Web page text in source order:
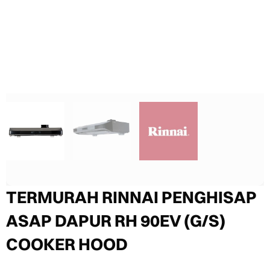
TERMURAH RINNAI PENGHISAP
ASAP DAPUR RH 90EV (G/S)
COOKER HOOD